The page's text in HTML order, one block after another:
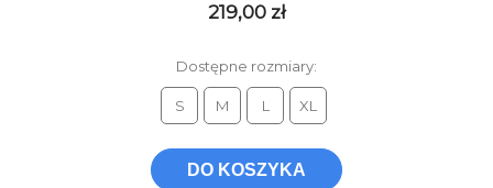
219,00 zł
Dostępne rozmiary:
S M L XL
DO KOSZYKA